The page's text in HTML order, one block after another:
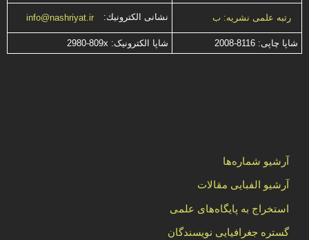
رتبه علمی نشریه: ب نشانی الكترونیك: info@nashriyat.ir
شاپا چاپی: 2008-8116 شاپا الکترونیک: 2980-809x
آرشیو شماره‌ها
آرشیو الفبایی مقالات
استخراج به پایگاه‌های علمی
گستره جغرافیایی نویسندگان